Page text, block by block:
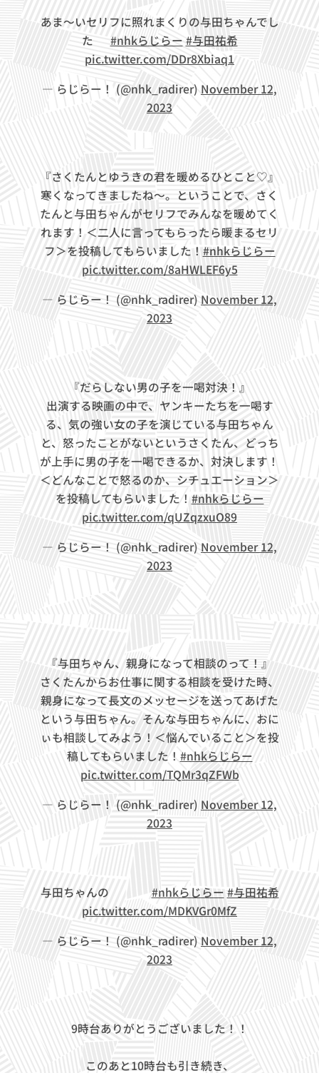
あま～いセリフに照れまくりの与田ちゃんでし
た💓 #nhkらじらー #与田祐希
pic.twitter.com/DDr8Xbiaq1
— らじらー！ (@nhk_radirer) November 12,
2023
『さくたんとゆうきの君を暖めるひとこと♡』
寒くなってきましたね～。ということで、さく
たんと与田ちゃんがセリフでみんなを暖めてく
れます！＜二人に言ってもらったら暖まるセリ
フ＞を投稿してもらいました！ #nhkらじらー
pic.twitter.com/8aHWLEF6y5
— らじらー！ (@nhk_radirer) November 12,
2023
『だらしない男の子を一喝対決！』
出演する映画の中で、ヤンキーたちを一喝す
る、気の強い女の子を演じている与田ちゃん
と、怒ったことがないというさくたん、どっち
が上手に男の子を一喝できるか、対決します！
＜どんなことで怒るのか、シチュエーション＞
を投稿してもらいました！ #nhkらじらー
pic.twitter.com/qUZqzxuO89
— らじらー！ (@nhk_radirer) November 12,
2023
『与田ちゃん、親身になって相談のって！』
さくたんからお仕事に関する相談を受けた時、
親身になって長文のメッセージを送ってあげた
という与田ちゃん。そんな与田ちゃんに、おに
ぃも相談してみよう！＜悩んでいること＞を投
稿してもらいました！ #nhkらじらー
pic.twitter.com/TQMr3qZFWb
— らじらー！ (@nhk_radirer) November 12,
2023
与田ちゃんの✊✌🖐️ #nhkらじらー #与田祐希
pic.twitter.com/MDKVGr0MfZ
— らじらー！ (@nhk_radirer) November 12,
2023
9時台ありがとうございました！！
このあと10時台も引き続き、